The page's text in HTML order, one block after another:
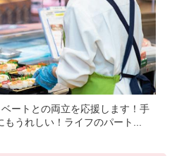
ートとの両立を応援します！手
うれしい！ライフのパート...